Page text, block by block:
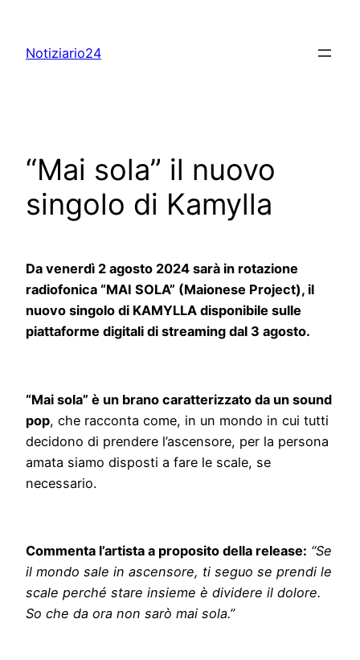
content
Notiziario24
“Mai sola” il nuovo
singolo di Kamylla
Da venerdì 2 agosto 2024 sarà in rotazione
radiofonica “MAI SOLA” (Maionese Project), il
nuovo singolo di KAMYLLA disponibile sulle
piattaforme digitali di streaming dal 3 agosto.
“Mai sola” è un brano caratterizzato da un sound
pop, che racconta come, in un mondo in cui tutti
decidono di prendere l’ascensore, per la persona
amata siamo disposti a fare le scale, se
necessario.
Commenta l’artista a proposito della release: “Se
il mondo sale in ascensore, ti seguo se prendi le
scale perché stare insieme è dividere il dolore.
So che da ora non sarò mai sola.”